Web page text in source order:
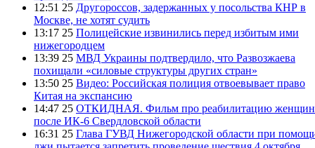
12:51 25 Другороссов, задержанных у посольства КНР в
Москве, не хотят судить
13:17 25 Полицейские извинились перед избитым ими
нижегородцем
13:39 25 МВД Украины подтвердило, что Развозжаева
похищали «силовые структуры других стран»
13:50 25 Видео: Российская полиция отвоевывает право
Китая на экспансию
14:47 25 ОТКИДНАЯ. Фильм про реабилитацию женщин
после ИК-6 Свердловской области
16:31 25 Глава ГУВД Нижегородской области при